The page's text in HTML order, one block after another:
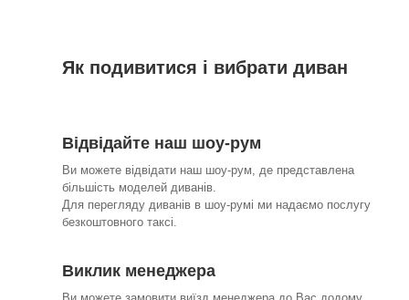
Як подивитися і вибрати диван
Відвідайте наш шоу-рум
Ви можете відвідати наш шоу-рум, де представлена
більшість моделей диванів.
Для перегляду диванів в шоу-румі ми надаємо послугу
безкоштовного таксі.
Виклик менеджера